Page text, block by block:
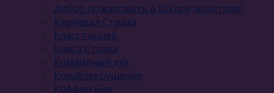
Добро пожаловать в Школу монстров!
Карнавал Cтраха
Класс танцев
Книга Страха
Командный дух
Кораблекрушение
Коффин Бин